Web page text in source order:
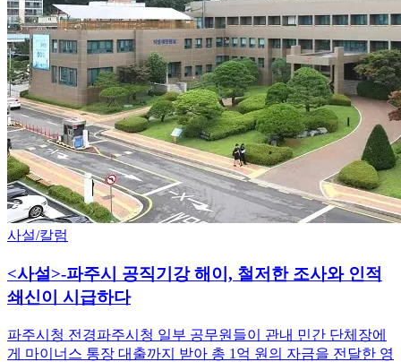
사설/칼럼
<사설>-파주시 공직기강 해이, 철저한 조사와 인적
쇄신이 시급하다
파주시청 전경파주시청 일부 공무원들이 관내 민간 단체장에
게 마이너스 통장 대출까지 받아 총 1억 원의 자금을 전달한 영